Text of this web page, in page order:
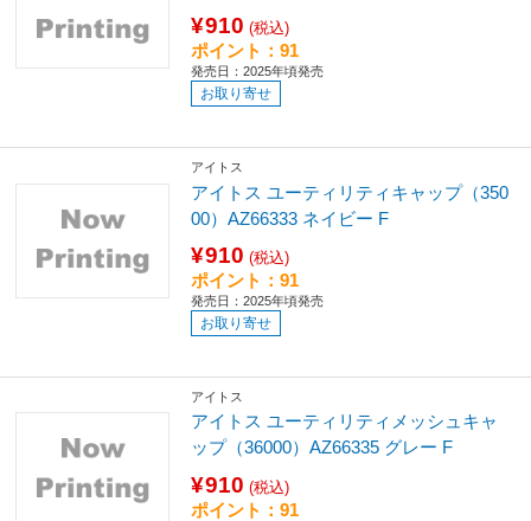
¥910 (税込)
ポイント：91
発売日：2025年頃発売
お取り寄せ
アイトス
アイトス ユーティリティキャップ（350
00）AZ66333 ネイビー F
¥910 (税込)
ポイント：91
発売日：2025年頃発売
お取り寄せ
アイトス
アイトス ユーティリティメッシュキャ
ップ（36000）AZ66335 グレー F
¥910 (税込)
ポイント：91